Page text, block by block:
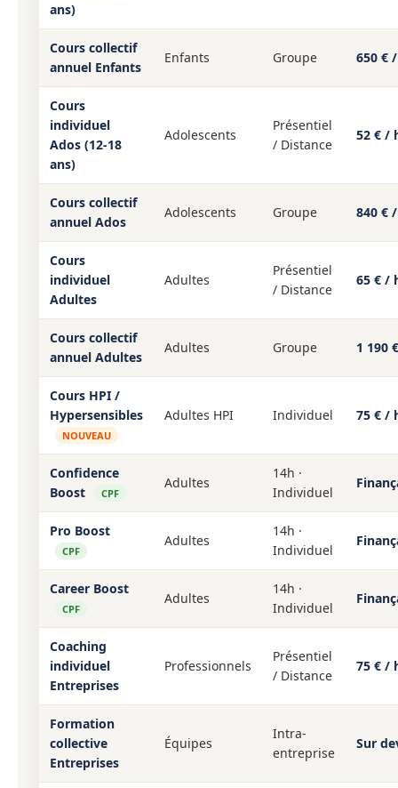
ans)
Cours collectif
annuel Enfants
Enfants Groupe 650 €
Cours
individuel
Ados (12-18
ans)
Adolescents
Présentiel
/ Distance
52 € /
Cours collectif
annuel Ados
Adolescents Groupe 840 €
Cours
individuel
Adultes
Adultes
Présentiel
/ Distance
65 € /
Cours collectif
annuel Adultes
Adultes Groupe 1 190
Cours HPI /
Hypersensibles
NOUVEAU
Adultes HPI Individuel 75 € /
Confidence
Boost
CPF
Adultes
14h ·
Individuel
Pro Boost
CPF
Adultes
14h ·
Individuel
Career Boost
CPF
Adultes
14h ·
Individuel
Coaching
individuel
Entreprises
Professionnels
Présentiel
/ Distance
75 € /
Formation
collective
Entreprises
Équipes
Intra-
entreprise
Sur